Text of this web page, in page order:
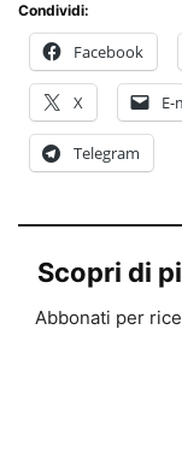
Condividi:
Facebook
X E-
Telegram
Scopri di
Abbonati per